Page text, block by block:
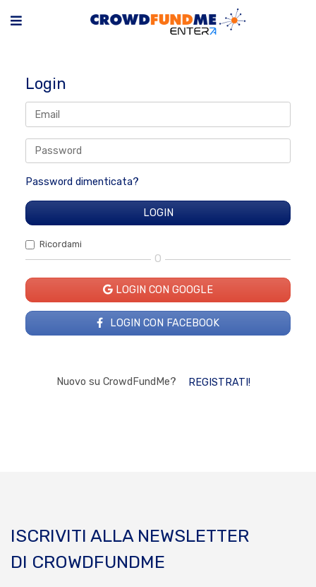
Login
Password dimenticata?
Ricordami
O
LOGIN CON GOOGLE
LOGIN CON FACEBOOK
Nuovo su CrowdFundMe? REGISTRATI!
ISCRIVITI ALLA NEWSLETTER
DI CROWDFUNDME